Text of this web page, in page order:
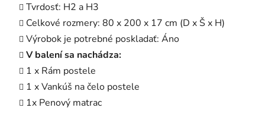
Tvrdosť: H2 a H3
Celkové rozmery: 80 x 200 x 17 cm (D x Š x H)
Výrobok je potrebné poskladať: Áno
V balení sa nachádza:
1 x Rám postele
1 x Vankúš na čelo postele
1x Penový matrac